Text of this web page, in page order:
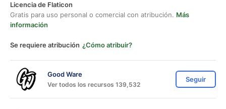
Licencia de Flaticon
Gratis para uso personal o comercial con atribución. Más
información
Se requiere atribución ¿Cómo atribuir?
Good Ware
Ver todos los recursos 139,532
Seguir